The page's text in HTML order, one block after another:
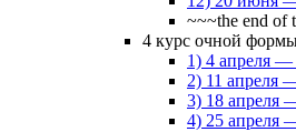
~~~the end of
4 курс очной
1) 4 апреля —
2) 11 апреля
3) 18 апреля
4) 25 апреля